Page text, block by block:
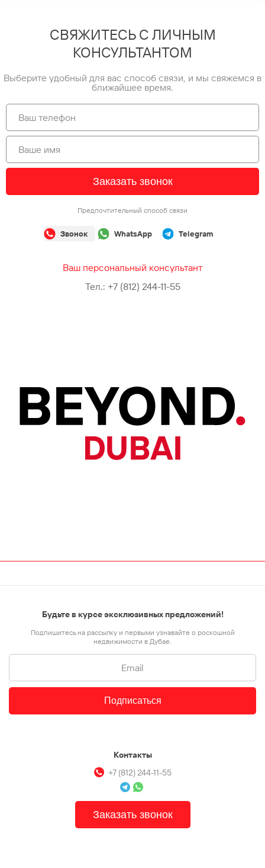
СВЯЖИТЕСЬ С ЛИЧНЫМ
КОНСУЛЬТАНТОМ
Выберите удобный для вас способ связи, и мы свяжемся в
ближайшее время.
Заказать звонок
Предпочтительный способ связи
Звонок WhatsApp Telegram
Ваш персональный консультант
Тел.: +7 (812) 244-11-55
Контакты
+7 (812) 244-11-55
Заказать звонок
Будьте в курсе эксклюзивных предложений!
Подпишитесь на рассылку и первыми узнавайте о роскошной
недвижимости в Дубае.
Подписаться